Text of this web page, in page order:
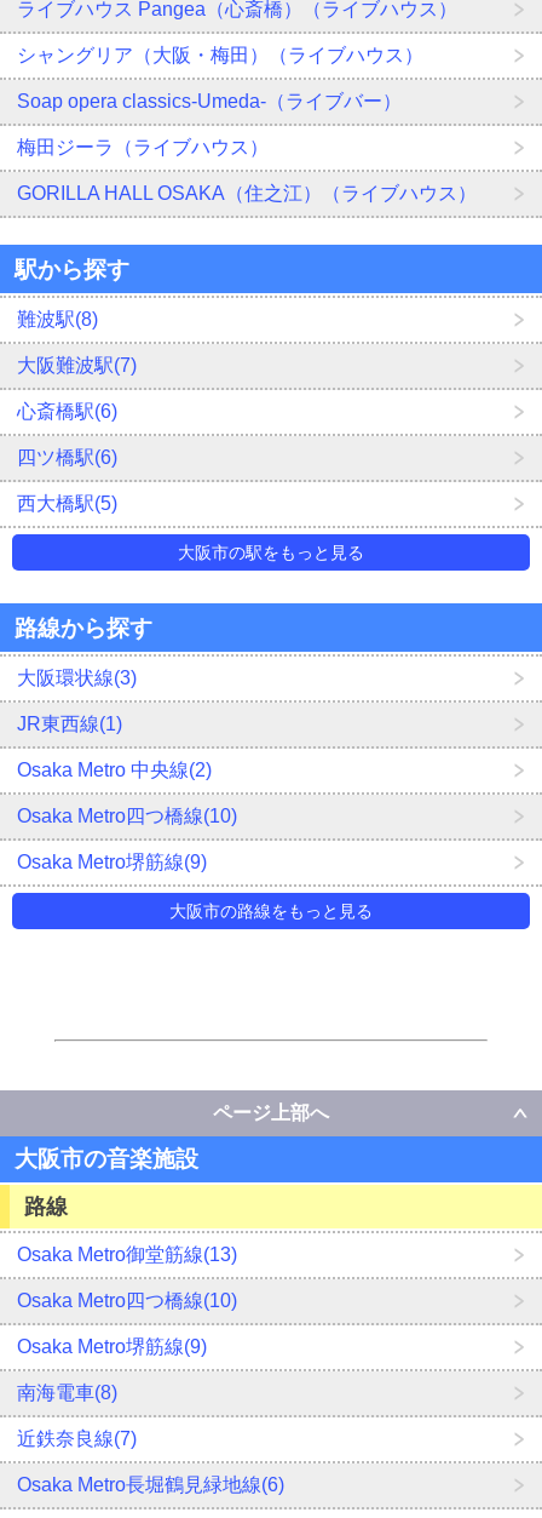
ライブハウス Pangea（心斎橋）（ライブハウス）
シャングリア（大阪・梅田）（ライブハウス）
Soap opera classics-Umeda-（ライブバー）
梅田ジーラ（ライブハウス）
GORILLA HALL OSAKA（住之江）（ライブハウス）
駅から探す
難波駅(8)
大阪難波駅(7)
心斎橋駅(6)
四ツ橋駅(6)
西大橋駅(5)
大阪市の駅をもっと見る
路線から探す
大阪環状線(3)
JR東西線(1)
Osaka Metro 中央線(2)
Osaka Metro四つ橋線(10)
Osaka Metro堺筋線(9)
大阪市の路線をもっと見る
ページ上部へ
大阪市の音楽施設
路線
Osaka Metro御堂筋線(13)
Osaka Metro四つ橋線(10)
Osaka Metro堺筋線(9)
南海電車(8)
近鉄奈良線(7)
Osaka Metro長堀鶴見緑地線(6)